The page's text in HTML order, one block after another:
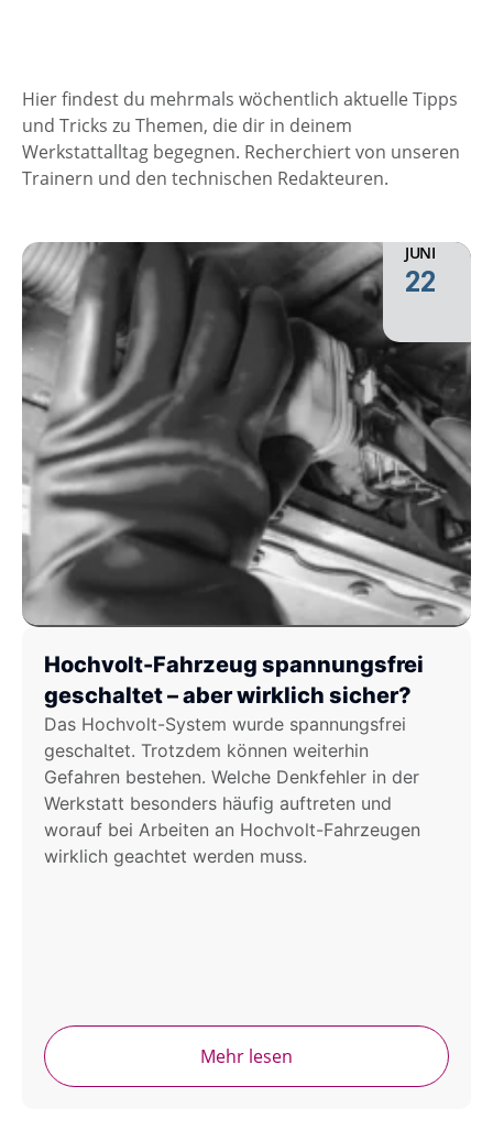
Hier findest du mehrmals wöchentlich aktuelle Tipps
und Tricks zu Themen, die dir in deinem
Werkstattalltag begegnen. Recherchiert von unseren
Trainern und den technischen Redakteuren.
JUNI
22
Hochvolt-Fahrzeug spannungsfrei
geschaltet – aber wirklich sicher?
Das Hochvolt-System wurde spannungsfrei
geschaltet. Trotzdem können weiterhin
Gefahren bestehen. Welche Denkfehler in der
Werkstatt besonders häufig auftreten und
worauf bei Arbeiten an Hochvolt-Fahrzeugen
wirklich geachtet werden muss.
Mehr lesen